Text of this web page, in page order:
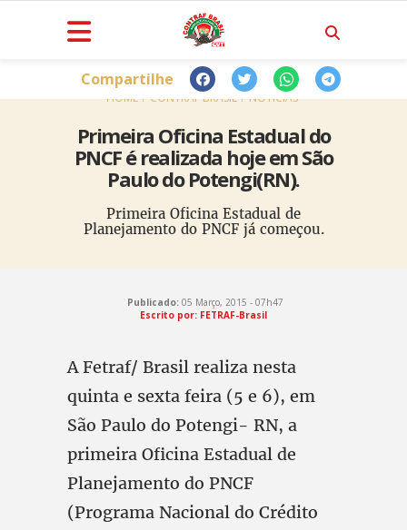
HOME CONTRAF BRASIL NOTÍCIAS
Primeira Oficina Estadual do
PNCF é realizada hoje em São
Paulo do Potengi(RN).
Primeira Oficina Estadual de
Planejamento do PNCF já começou.
Compartilhe
Publicado:05 Março, 2015 - 07h47
Escrito por: FETRAF-Brasil
A Fetraf/ Brasil realiza nesta
quinta e sexta feira (5 e 6), em
São Paulo do Potengi- RN, a
primeira Oficina Estadual de
Planejamento do PNCF
(Programa Nacional do Crédito